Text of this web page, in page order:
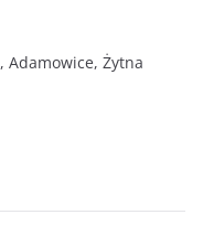
Adamowice, Żytna